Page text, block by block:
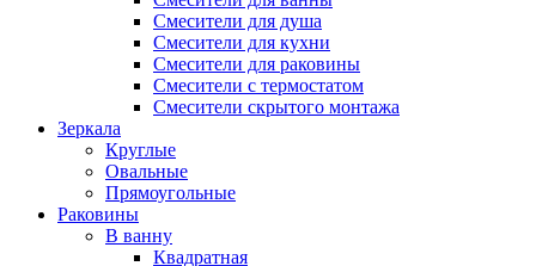
Смесители для душа
Смесители для кухни
Смесители для раковины
Смесители с термостатом
Смесители скрытого монтажа
Зеркала
Круглые
Овальные
Прямоугольные
Раковины
В ванну
Квадратная